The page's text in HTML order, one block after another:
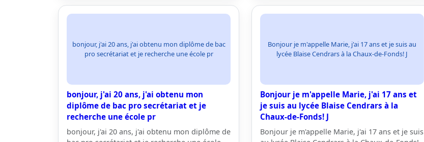
bonjour, j'ai 20 ans, j'ai obtenu mon diplôme de bac
pro secrétariat et je recherche une école pr
bonjour, j'ai 20 ans, j'ai obtenu mon
diplôme de bac pro secrétariat et je
recherche une école pr
bonjour, j'ai 20 ans, j'ai obtenu mon diplôme de
Bonjour je m'appelle Marie, j'ai 17 ans et je suis au
lycée Blaise Cendrars à la Chaux-de-Fonds! J
Bonjour je m'appelle Marie, j'ai 17 ans et
je suis au lycée Blaise Cendrars à la
Chaux-de-Fonds! J
Bonjour je m'appelle Marie, j'ai 17 ans et je suis